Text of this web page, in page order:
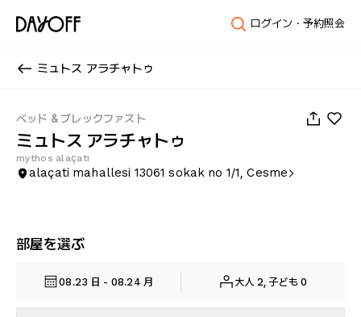
ログイン・予約照会
ミュトス アラチャトゥ
ベッド & ブレックファスト
ミュトス アラチャトゥ
mythos alaçatı
alaçati mahallesi 13061 sokak no 1/1, Cesme
部屋を選ぶ
08.23 日 - 08.24 月 大人 2, 子ども 0